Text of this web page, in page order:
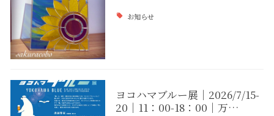
お知らせ
ヨコハマブルー展｜2026/7/15-
20｜11：00-18：00｜万…